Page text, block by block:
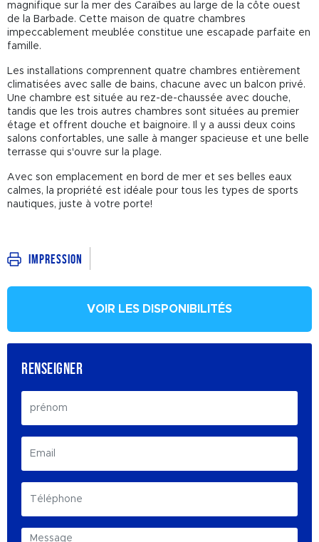
magnifique sur la mer des Caraïbes au large de la côte ouest
de la Barbade. Cette maison de quatre chambres
impeccablement meublée constitue une escapade parfaite en
famille.
Les installations comprennent quatre chambres entièrement
climatisées avec salle de bains, chacune avec un balcon privé.
Une chambre est située au rez-de-chaussée avec douche,
tandis que les trois autres chambres sont situées au premier
étage et offrent douche et baignoire. Il y a aussi deux coins
salons confortables, une salle à manger spacieuse et une belle
terrasse qui s'ouvre sur la plage.
Avec son emplacement en bord de mer et ses belles eaux
calmes, la propriété est idéale pour tous les types de sports
nautiques, juste à votre porte!
Impression
VOIR LES DISPONIBILITÉS
RENSEIGNER